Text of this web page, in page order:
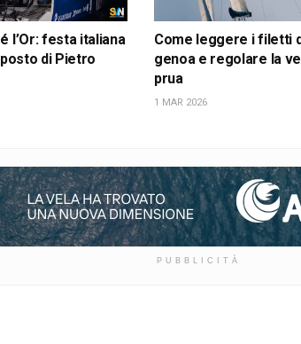
l’Or: festa italiana
di Pietro
Come leggere i filetti
genoa e regolare la
prua
1 MAR 2026
PUBBLICITÀ